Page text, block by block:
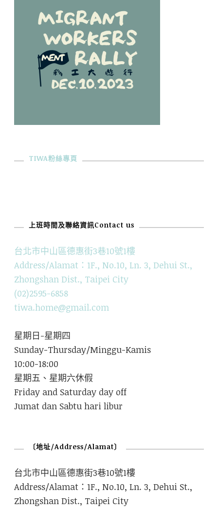
TIWA粉絲專頁
上班時間及聯絡資訊Contact us
台北市中山區德惠街3巷10號1樓
Address/Alamat：1F., No.10, Ln. 3, Dehui St.,
Zhongshan Dist., Taipei City
(02)2595-6858
tiwa.home@gmail.com
星期日-星期四
Sunday-Thursday/Minggu-Kamis
10:00-18:00
星期五、星期六休假
Friday and Saturday day off
Jumat dan Sabtu hari libur
〔地址/Address/Alamat〕
台北市中山區德惠街3巷10號1樓
Address/Alamat：1F., No.10, Ln. 3, Dehui St.,
Zhongshan Dist., Taipei City